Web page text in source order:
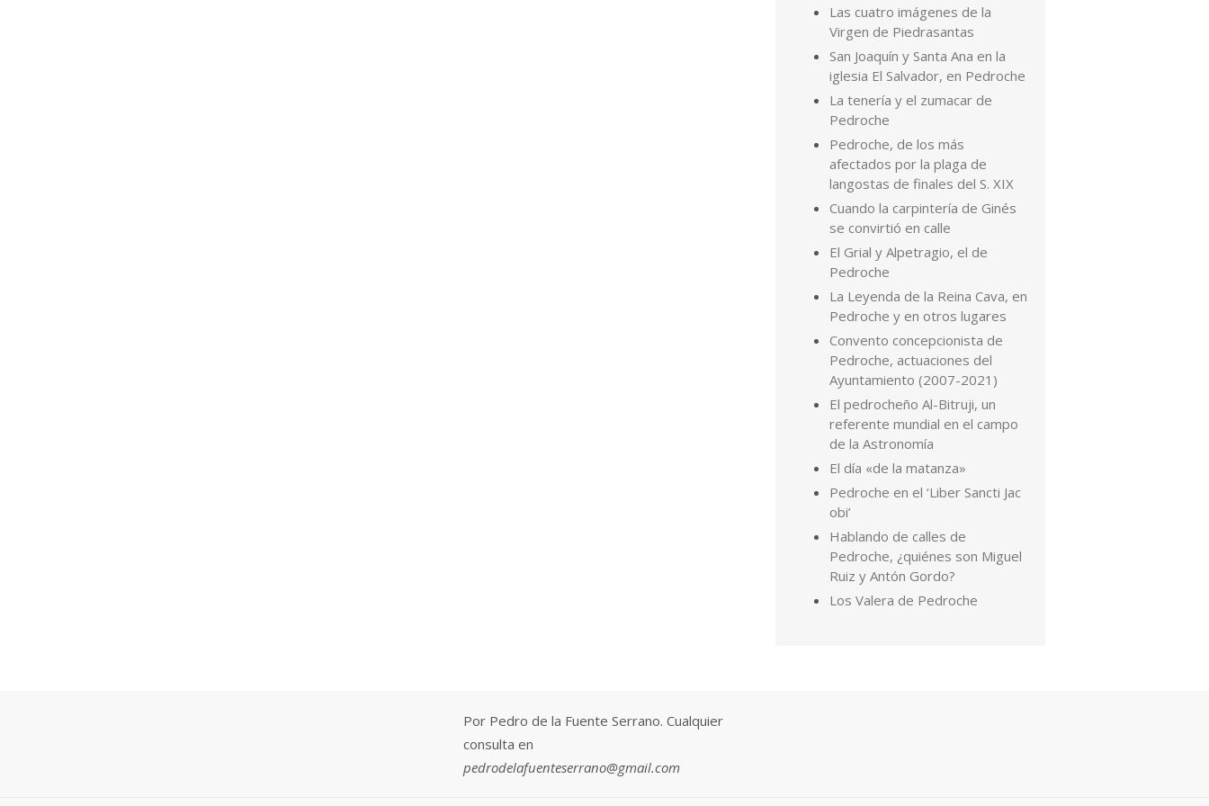
Las cuatro imágenes de la
Virgen de Piedrasantas
San Joaquín y Santa Ana en la
iglesia El Salvador, en Pedroche
La tenería y el zumacar de
Pedroche
Pedroche, de los más
afectados por la plaga de
langostas de finales del S. XIX
Cuando la carpintería de Ginés
se convirtió en calle
El Grial y Alpetragio, el de
Pedroche
La Leyenda de la Reina Cava, en
Pedroche y en otros lugares
Convento concepcionista de
Pedroche, actuaciones del
Ayuntamiento (2007-2021)
El pedrocheño Al-Bitruji, un
referente mundial en el campo
de la Astronomía
El día «de la matanza»
Pedroche en el ‘Liber Sancti Jac
obi’
Hablando de calles de
Pedroche, ¿quiénes son Miguel
Ruiz y Antón Gordo?
Los Valera de Pedroche
Por Pedro de la Fuente Serrano. Cualquier
consulta en
pedrodelafuenteserrano@gmail.com